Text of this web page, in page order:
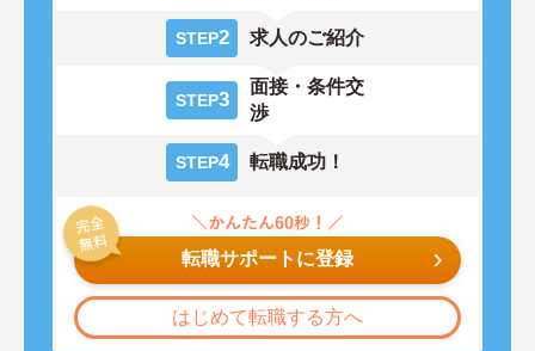
STEP2 求人のご紹介
STEP3
面接・条件交
渉
STEP4 転職成功！
転職サポートに登録
はじめて転職する方へ